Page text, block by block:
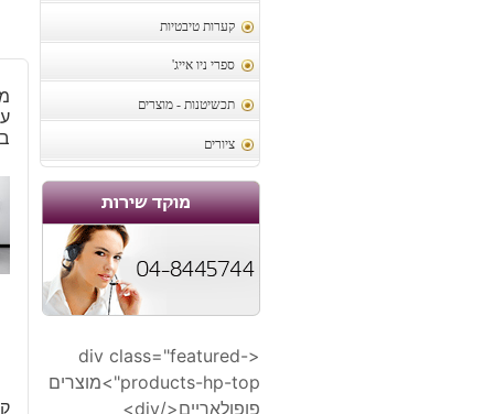
קערות טיבטיות
ספרי ניו אייג'
תכשיטנות - מוצרים
ציורים
<div class="featured-
products-hp-top">מוצרים
פופולאריים</div>